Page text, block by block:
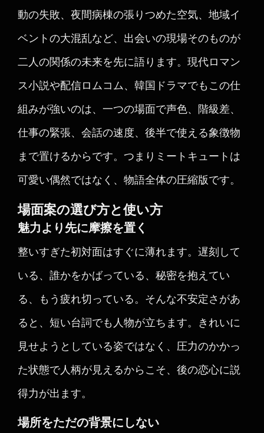
動の失敗、夜間病棟の張りつめた空気、地域イ
ベントの大混乱など、出会いの現場そのものが
二人の関係の未来を先に語ります。現代ロマン
ス小説や配信ロムコム、韓国ドラマでもこの仕
組みが強いのは、一つの場面で声色、階級差、
仕事の緊張、会話の速度、後半で使える象徴物
まで置けるからです。つまりミートキュートは
可愛い偶然ではなく、物語全体の圧縮版です。
場面案の選び方と使い方
魅力より先に摩擦を置く
整いすぎた初対面はすぐに薄れます。遅刻して
いる、誰かをかばっている、秘密を抱えてい
る、もう疲れ切っている。そんな不安定さがあ
ると、短い台詞でも人物が立ちます。きれいに
見せようとしている姿ではなく、圧力のかかっ
た状態で人柄が見えるからこそ、後の恋心に説
得力が出ます。
場所をただの背景にしない